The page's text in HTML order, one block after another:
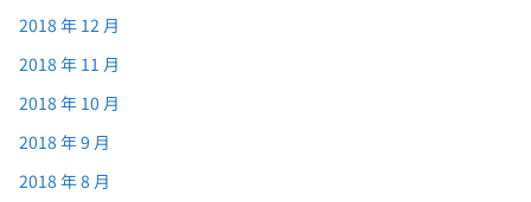
2018 年 12 月
2018 年 11 月
2018 年 10 月
2018 年 9 月
2018 年 8 月